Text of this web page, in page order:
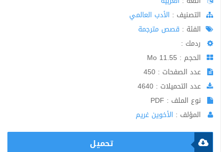
اﻟﺘﺼﻨﻴﻒ : الأدب العالمي
الفئة : قصص مترجمة
ردمك :
الحجم : 11.55 Mo
عدد الصفحات : 450
عدد التحميلات : 4640
نوع الملف : PDF
المؤلف : الأخوين غريم
تحميل